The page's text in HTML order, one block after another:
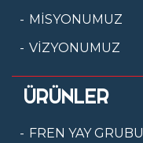
MİSYONUMUZ
VİZYONUMUZ
ÜRÜNLER
FREN YAY GRUBU